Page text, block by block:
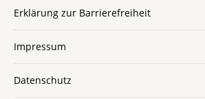
Erklärung zur Barrierefreiheit
Impressum
Datenschutz